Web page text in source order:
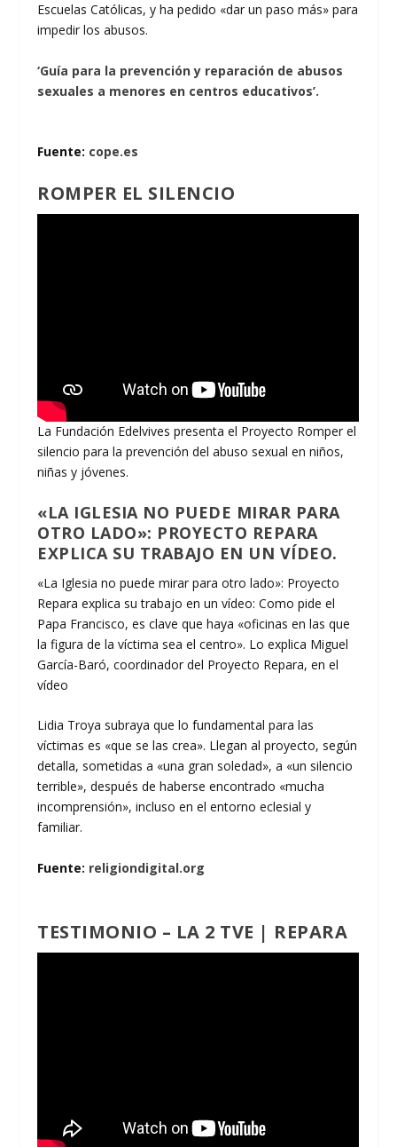
Escuelas Católicas, y ha pedido «dar un paso más» para
impedir los abusos.
‘Guía para la prevención y reparación de abusos
sexuales a menores en centros educativos’.
Fuente: cope.es
ROMPER EL SILENCIO
La Fundación Edelvives presenta el Proyecto Romper el
silencio para la prevención del abuso sexual en niños,
niñas y jóvenes.
«LA IGLESIA NO PUEDE MIRAR PARA
OTRO LADO»: PROYECTO REPARA
EXPLICA SU TRABAJO EN UN VÍDEO.
«La Iglesia no puede mirar para otro lado»: Proyecto
Repara explica su trabajo en un vídeo: Como pide el
Papa Francisco, es clave que haya «oficinas en las que
la figura de la víctima sea el centro». Lo explica Miguel
García-Baró, coordinador del Proyecto Repara, en el
vídeo
Lidia Troya subraya que lo fundamental para las
víctimas es «que se las crea». Llegan al proyecto, según
detalla, sometidas a «una gran soledad», a «un silencio
terrible», después de haberse encontrado «mucha
incomprensión», incluso en el entorno eclesial y
familiar.
Fuente: religiondigital.org
TESTIMONIO – LA 2 TVE | REPARA